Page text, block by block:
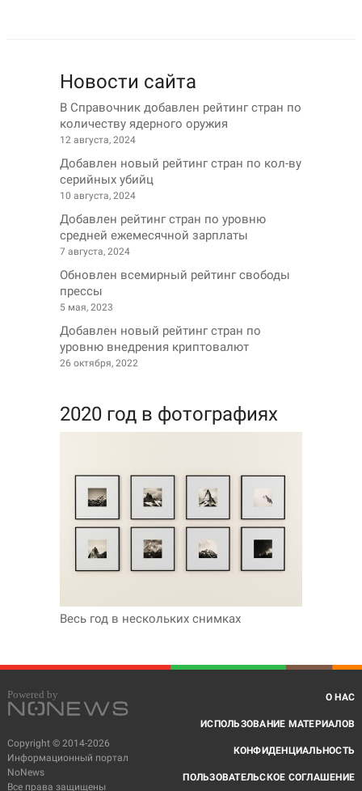
Новости сайта
В Справочник добавлен рейтинг стран по
количеству ядерного оружия
12 августа, 2024
Добавлен новый рейтинг стран по кол-ву
серийных убийц
10 августа, 2024
Добавлен рейтинг стран по уровню
средней ежемесячной зарплаты
7 августа, 2024
Обновлен всемирный рейтинг свободы
прессы
5 мая, 2023
Добавлен новый рейтинг стран по
уровню внедрения криптовалют
26 октября, 2022
2020 год в фотографиях
Весь год в нескольких снимках
Copyright © 2014-2026
Информационный портал
NoNews
Все права защищены
О НАС
ИСПОЛЬЗОВАНИЕ МАТЕРИАЛОВ
КОНФИДЕНЦИАЛЬНОСТЬ
ПОЛЬЗОВАТЕЛЬСКОЕ СОГЛАШЕНИЕ